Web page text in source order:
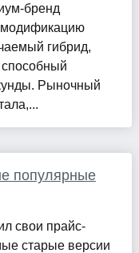
бренд
гибрид,
Рыночный
популярные
свои прайс-
старые версии